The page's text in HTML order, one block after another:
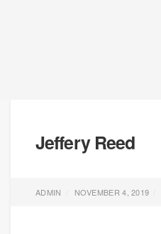
Jeffery Reed
ADMIN NOVEMBER 4, 2019